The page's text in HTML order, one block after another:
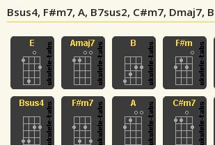
Bsus4, F#m7, A, B7sus2, C#m7, Dmaj7,